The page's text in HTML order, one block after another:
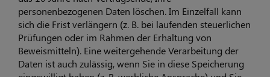
personenbezogenen Daten löschen. Im Einzelfall kann
sich die Frist verlängern (z. B. bei laufenden steuerlichen
Prüfungen oder im Rahmen der Erhaltung von
Beweismitteln). Eine weitergehende Verarbeitung der
Daten ist auch zulässig, wenn Sie in diese Speicherung